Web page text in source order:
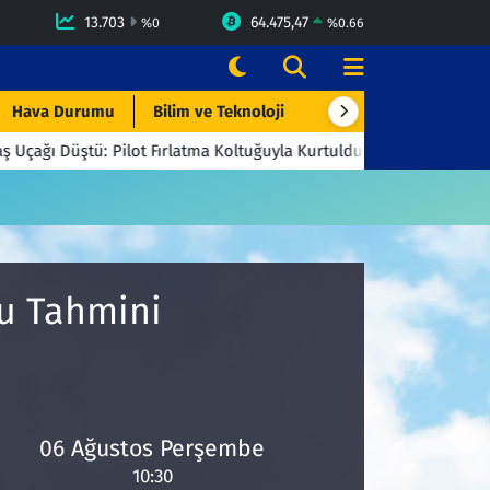
13.703 %0 64.475,47 %0.66
Hava Durumu Bilim ve Teknoloji Çevre & Doğa
Düştü: Pilot Fırlatma Koltuğuyla Kurtuldu
Tahmini
06 Ağustos Perşembe
10:30